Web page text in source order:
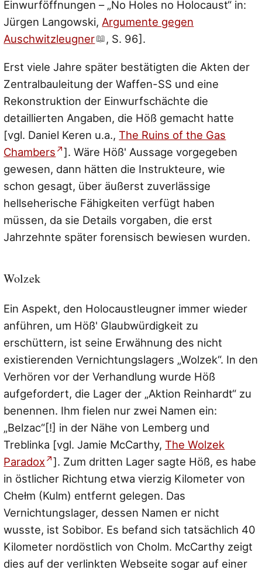
Einwurföffnungen – „No Holes no Holocaust“ in:
Jürgen Langowski, Argumente gegen
Auschwitzleugner
, S. 96].
Erst viele Jahre später bestätigten die Akten der
Zentralbauleitung der Waffen-SS und eine
Rekonstruktion der Einwurfschächte die
detaillierten Angaben, die Höß gemacht hatte
[vgl. Daniel Keren u.a.,The Ruins of the Gas
Chambers
]. Wäre Höß' Aussage vorgegeben
gewesen, dann hätten die Instrukteure, wie
schon gesagt, über äußerst zuverlässige
hellseherische Fähigkeiten verfügt haben
müssen, da sie Details vorgaben, die erst
Jahrzehnte später forensisch bewiesen wurden.
Wolzek
Ein Aspekt, den Holocaustleugner immer wieder
anführen, um Höß' Glaubwürdigkeit zu
erschüttern, ist seine Erwähnung des nicht
existierenden Vernichtungslagers „Wolzek“. In den
Verhören vor der Verhandlung wurde Höß
aufgefordert, die Lager der „Aktion Reinhardt“ zu
benennen. Ihm fielen nur zwei Namen ein:
„Belzac“[!] in der Nähe von Lemberg und
Treblinka [vgl. Jamie McCarthy,The Wolzek
Paradox
]. Zum dritten Lager sagte Höß, es habe
in östlicher Richtung etwa vierzig Kilometer von
Chełm (Kulm) entfernt gelegen. Das
Vernichtungslager, dessen Namen er nicht
wusste, ist Sobibor. Es befand sich tatsächlich 40
Kilometer nordöstlich von Cholm. McCarthy zeigt
dies auf der verlinkten Webseite sogar auf einer